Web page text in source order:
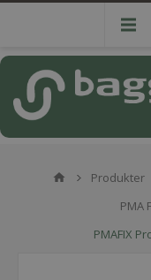
Produkter
PMA
PMAFIX